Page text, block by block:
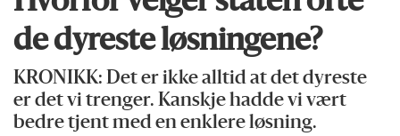
de dyreste løsningene?
KRONIKK: Det er ikke alltid at det dyreste
er det vi trenger. Kanskje hadde vi vært
bedre tjent med en enklere løsning.